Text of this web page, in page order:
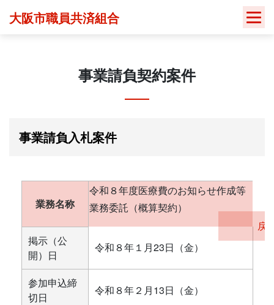
大阪市職員共済組合
事業請負契約案件
事業請負入札案件
業務名称
令和８年度医療費のお知らせ作成等
業務委託（概算契約）
掲示（公
開）日
令和８年１月23日（金）
参加申込締
切日
令和８年２月13日（金）
戻